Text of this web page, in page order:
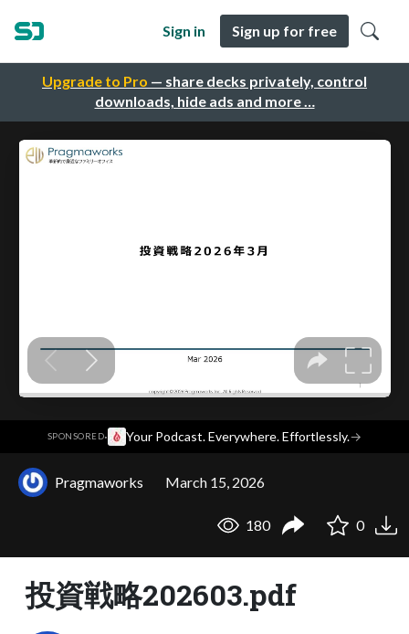
Upgrade to Pro — share decks privately, control
downloads, hide ads and more …
Sign in Sign up for free
SPONSORED· Your Podcast. Everywhere. Effortlessly.→
Pragmaworks March 15, 2026
180 0
投資戦略202603.pdf